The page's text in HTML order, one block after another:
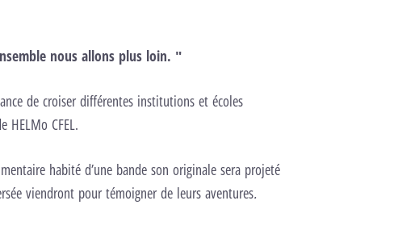
nous allons plus loin. "
de croiser différentes institutions et écoles
CFEL.
habité d’une bande son originale sera projeté
viendront pour témoigner de leurs aventures.